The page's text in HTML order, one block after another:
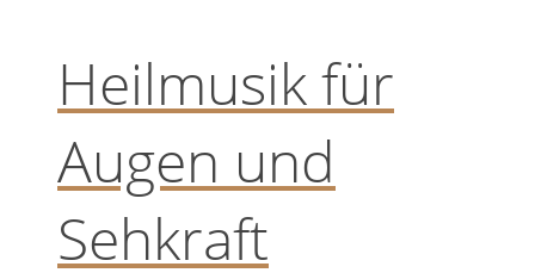
Heilmusik für
Augen und
Sehkraft